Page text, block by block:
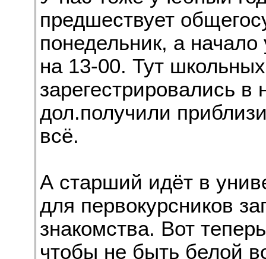
предшествует
понедельник, а
на 13-00. Тут
зарегестрировались
дол.получили
всё.
А старший идёт в
для первокурсников
знакомства. Вот
чтобы не быть белой